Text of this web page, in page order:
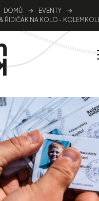
DOMŮ → EVENTY
→
ŘIDIČÁK NA KOLO -